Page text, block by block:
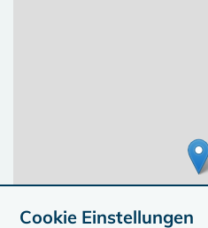
Cookie Einstellungen